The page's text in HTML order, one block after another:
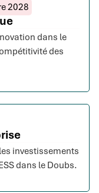
2028
dans le
des
investissements
dans le Doubs.